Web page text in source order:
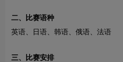
二、比赛语种
英语、日语、韩语、俄语、法语
三、比赛安排